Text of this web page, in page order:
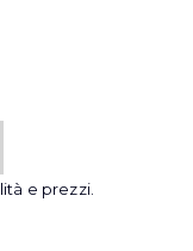
e prezzi.